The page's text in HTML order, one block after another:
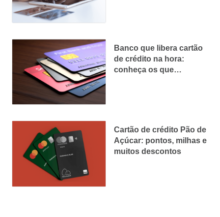
Banco que libera cartão
de crédito na hora:
conheça os que
Cartão de crédito Pão de
Açúcar: pontos, milhas e
muitos descontos